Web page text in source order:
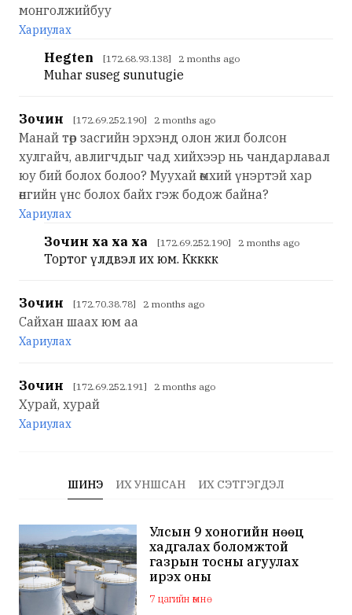
монголжийбуу
Хариулах
Hegten [172.68.93.138] 2 months ago
Muhar suseg sunutugie
Зочин [172.69.252.190] 2 months ago
Манай төр засгийн эрхэнд олон жил болсон
хулгайч, авлигчдыг чад хийхээр нь чандарлавал
юу бий болох болоо? Муухай өмхий үнэртэй хар
өнгийн үнс болох байх гэж бодож байна?
Хариулах
Зочин ха ха ха [172.69.252.190] 2 months ago
Тортог үлдвэл их юм. Ккккк
Зочин [172.70.38.78] 2 months ago
Сайхан шаах юм аа
Хариулах
Зочин [172.69.252.191] 2 months ago
Хурай, хурай
Хариулах
ШИНЭ ИХ УНШСАН ИХ СЭТГЭГДЭЛ
Улсын 9 хоногийн нөөц
хадгалах боломжтой
газрын тосны агуулах
ирэх оны
арванхоёрдугаар сар
ашиглалтад орно
7 цагийн өмнө